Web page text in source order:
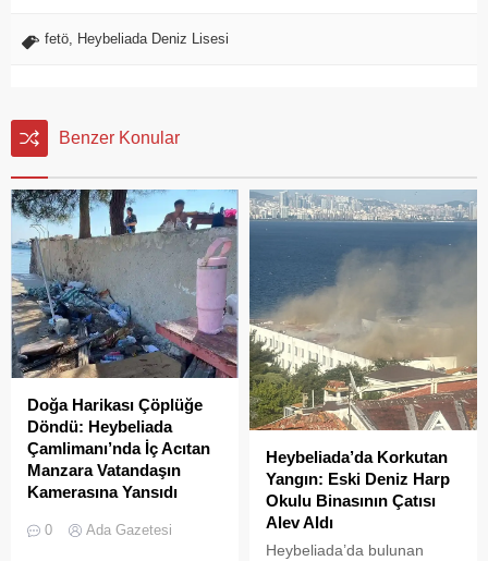
fetö Heybeliada Deniz Lisesi
Benzer Konular
Doğa Harikası Çöplüğe
Döndü: Heybeliada
Çamlimanı’nda İç Acıtan
Manzara Vatandaşın
Kamerasına Yansıdı
Çamlimanı Koyu,
0 Ada Gazetesi
Heybeliada’da Korkutan
Yangın: Eski Deniz Harp
Okulu Binasının Çatısı
Alev Aldı
Heybeliada’da bulunan